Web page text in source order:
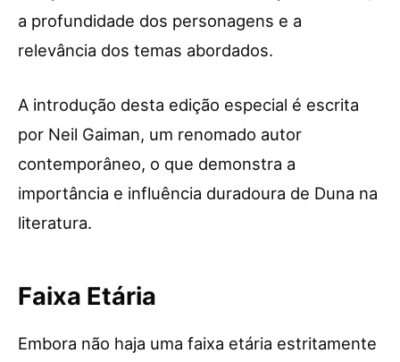
a profundidade dos personagens e a
relevância dos temas abordados.
A introdução desta edição especial é escrita
por Neil Gaiman, um renomado autor
contemporâneo, o que demonstra a
importância e influência duradoura de Duna na
literatura.
Faixa Etária
Embora não haja uma faixa etária estritamente